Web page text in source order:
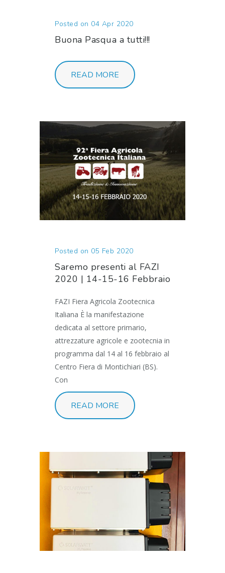
Posted on 04 Apr 2020
Buona Pasqua a tutti!!!
READ MORE
Posted on 05 Feb 2020
Saremo presenti al FAZI
2020 | 14-15-16 Febbraio
FAZI Fiera Agricola Zootecnica
Italiana È la manifestazione
dedicata al settore primario,
attrezzature agricole e zootecnia in
programma dal 14 al 16 febbraio al
Centro Fiera di Montichiari (BS).
Con
READ MORE